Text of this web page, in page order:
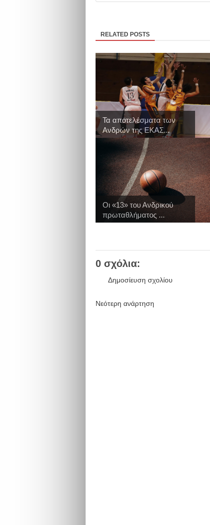
RELATED POSTS
Τα αποτελέσματα των
Ανδρών της ΕΚΑΣ...
Οι «13» του Ανδρικού
πρωταθλήματος ...
0 σχόλια:
Δημοσίευση σχολίου
Νεότερη ανάρτηση